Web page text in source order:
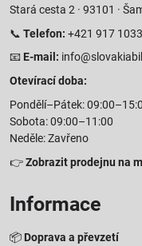
Stará cesta 2 · 93101 ·
📞 Telefon: +421 917
📧 E-mail:
Otevírací doba:
Pondělí–Pátek:
Sobota: 09:00–11:00
Neděle: Zavřeno
👉Zobrazit prodejnu na
Informace
📦 Doprava a převzetí